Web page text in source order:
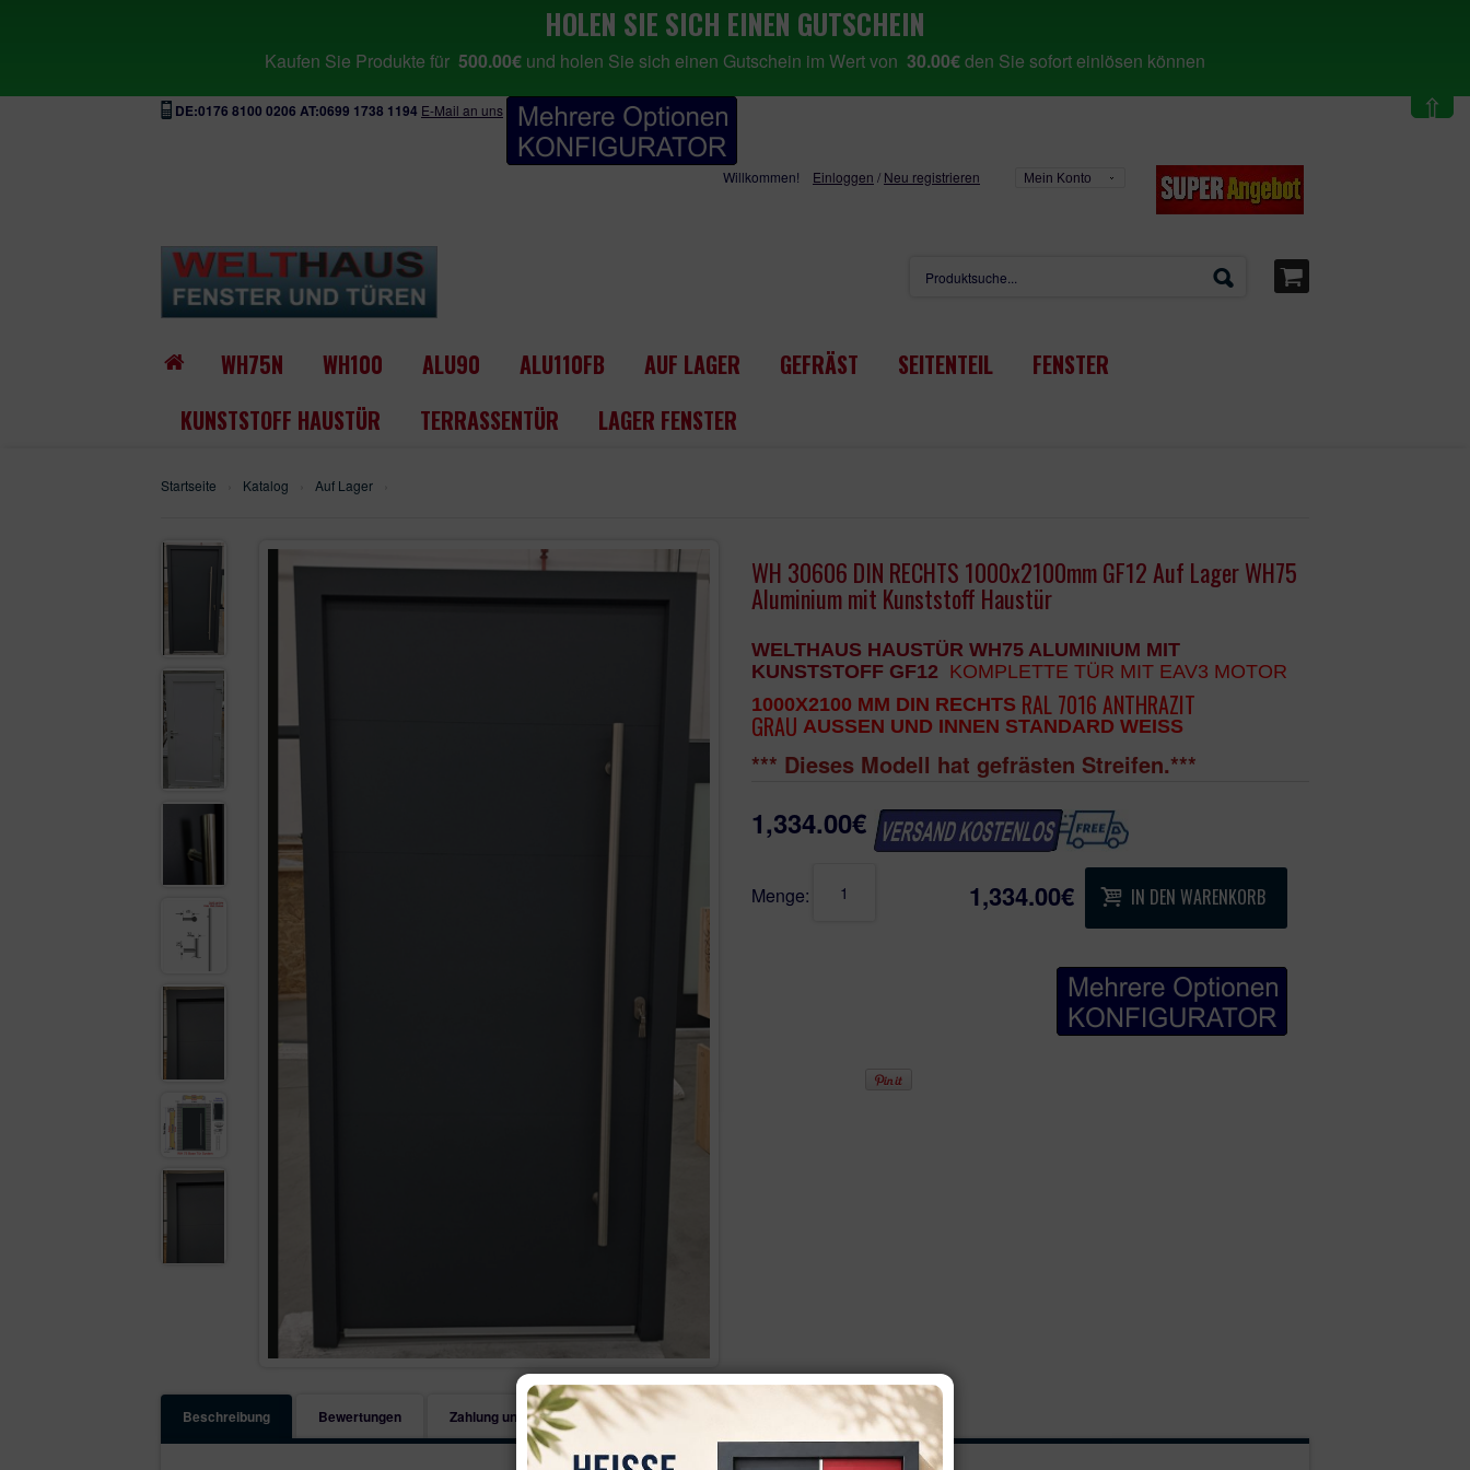
HOLEN SIE SICH EINEN GUTSCHEIN
Kaufen Sie Produkte für 500.00€ und holen Sie sich einen Gutschein im Wert von 30.00€den Sie sofort einlösen können
⇧
DE:0176 8100 0206 AT:0699 1738 1194 E-Mail an uns
Willkommen! Einloggen / Neu registrieren Mein Konto
WH75N WH100 ALU90 ALU110FB AUF LAGER GEFRÄST SEITENTEIL
FENSTER
KUNSTSTOFF HAUSTÜR
TERRASSENTÜR LAGER FENSTER
Startseite Katalog Auf Lager
WH 30606 DIN RECHTS 1000x2100mm GF12 Auf Lager WH75
Aluminium mit Kunststoff Haustür
WELTHAUS HAUSTÜR WH75 ALUMINIUM MIT
KUNSTSTOFF GF12 KOMPLETTE TÜR MIT EAV3 MOTOR
1000X2100 MM DIN RECHTS RAL 7016 ANTHRAZIT
GRAU AUSSEN UND INNEN STANDARD WEISS
*** Dieses Modell hat gefrästen Streifen.***
Im Preis - außen Edelstahl Stoßgriff BGR 1400 mm, innen Drücker
Im Preis - 3 Stk. verstellbareBänder
Im Preis - Inklusive Innen- und Außengriff,
Im Preis - Inklusive Zylinder 5 Schlüssel mit Not und
fein strukturierte Farbe aussen
Im Preis - Lieferung inkl. Holzverpackung
Der Rahmen:
Basis aus Kunststoff mit Aluminiumschutz.
Die ALUschale ist an der Ecke geschweißt, für einen ausgezeichneten Aspekt,
optisch perfekt.
1,334.00€
Menge: IN DEN WARENKORB
1,334.00€
Beschreibung Bewertungen Zahlung und Lieferung